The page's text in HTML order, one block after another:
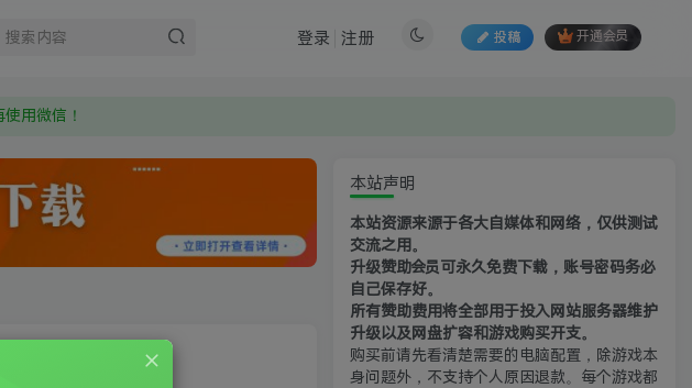
投稿 开通会员
登录 注册
用微信！
本站声明
本站资源来源于各大自媒体和网络，仅供测试
交流之用。
升级赞助会员可永久免费下载，账号密码务必
自己保存好。
所有赞助费用将全部用于投入网站服务器维护
升级以及网盘扩容和游戏购买开支。
购买前请先看清楚需要的电脑配置，除游戏本
身问题外，不支持个人原因退款。每个游戏都